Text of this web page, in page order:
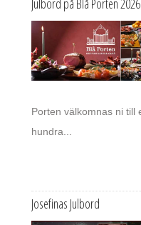
Julbord på Blå Porten 2026
Porten välkomnas ni till
hundra...
Josefinas Julbord